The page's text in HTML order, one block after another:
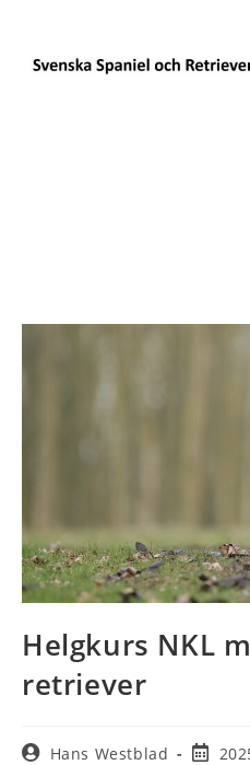
Helgkurs NKL
retriever
Hans Westblad